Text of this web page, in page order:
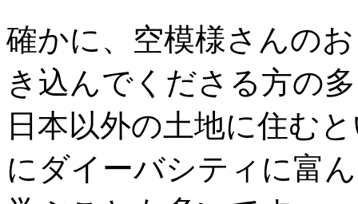
確かに、空模様さんの
き込んでくださる方の
日本以外の土地に住む
にダイーバシティに富